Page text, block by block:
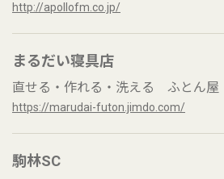
http://apollofm.co.jp/
まるだい寝具店
直せる・作れる・洗える ふとん屋
https://marudai-futon.jimdo.com/
駒林SC